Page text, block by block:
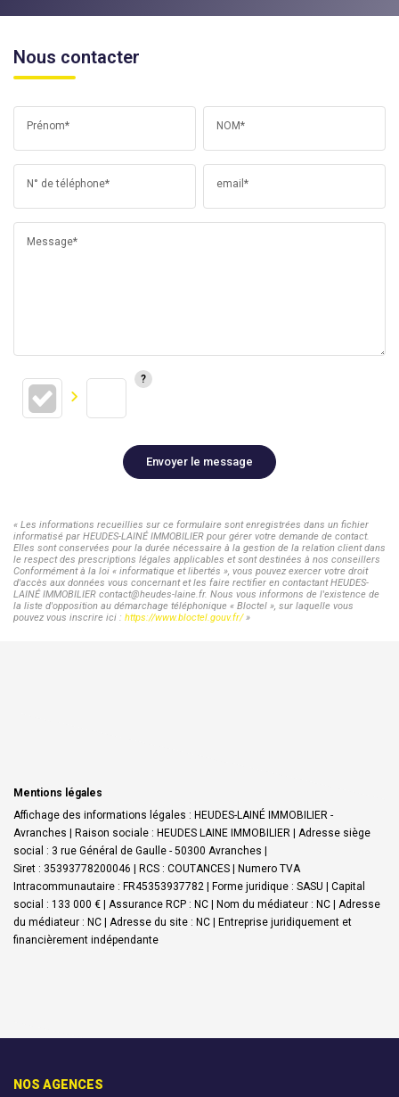
Nous contacter
Prénom* NOM*
N° de téléphone* email*
Message*
Envoyer le message
« Les informations recueillies sur ce formulaire sont enregistrées dans un fichier
informatisé par HEUDES-LAINÉ IMMOBILIER pour gérer votre demande de contact.
Elles sont conservées pour la durée nécessaire à la gestion de la relation client dans
le respect des prescriptions légales applicables et sont destinées à nos conseillers
Conformément à la loi « informatique et libertés », vous pouvez exercer votre droit
d'accès aux données vous concernant et les faire rectifier en contactant HEUDES-
LAINÉ IMMOBILIER contact@heudes-laine.fr. Nous vous informons de l'existence de
la liste d'opposition au démarchage téléphonique « Bloctel », sur laquelle vous
pouvez vous inscrire ici : https://www.bloctel.gouv.fr/»
Mentions légales
Affichage des informations légales : HEUDES-LAINÉ IMMOBILIER -
Avranches | Raison sociale : HEUDES LAINE IMMOBILIER | Adresse siège
social : 3 rue Général de Gaulle - 50300 Avranches |
Siret : 35393778200046 | RCS : COUTANCES | Numero TVA
Intracommunautaire : FR45353937782 | Forme juridique : SASU | Capital
social : 133 000 € | Assurance RCP : NC | Nom du médiateur : NC | Adresse
du médiateur : NC | Adresse du site : NC | Entreprise juridiquement et
financièrement indépendante
NOS AGENCES